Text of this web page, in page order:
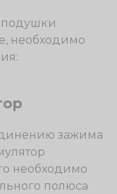
подушки
необходимо
зажима
необходимо
полюса